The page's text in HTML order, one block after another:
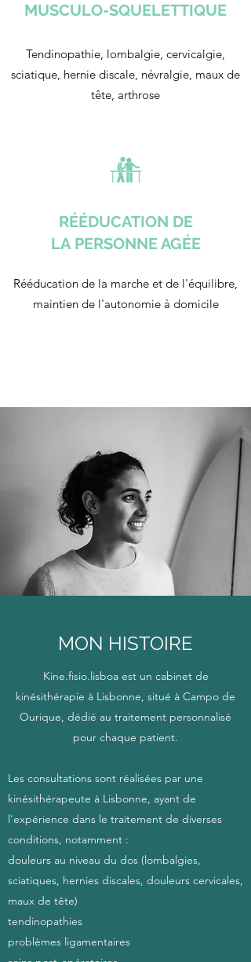
MUSCULO-SQUELETTIQUE
Tendinopathie, lombalgie, cervicalgie,
sciatique, hernie discale, névralgie, maux de
tête, arthrose
RÉÉDUCATION DE
LA PERSONNE AGÉE
Rééducation de la marche et de l'équilibre,
maintien de l'autonomie à domicile
MON HISTOIRE
Kine.fisio.lisboa est un cabinet de
kinésithérapie à Lisbonne, situé à Campo de
Ourique, dédié au traitement personnalisé
pour chaque patient.
Les consultations sont réalisées par une
kinésithérapeute à Lisbonne, ayant de
l'expérience dans le traitement de diverses
conditions, notamment :
douleurs au niveau du dos (lombalgies,
sciatiques, hernies discales, douleurs cervicales,
maux de tête)
tendinopathies
problèmes ligamentaires